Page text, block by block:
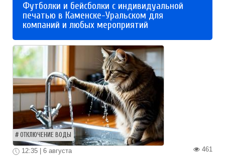
Футболки и бейсболки с индивидуальной
печатью в Каменске-Уральском для
компаний и любых мероприятий
ОТКЛЮЧЕНИЕ ВОДЫ
461
12:35 | 6 августа